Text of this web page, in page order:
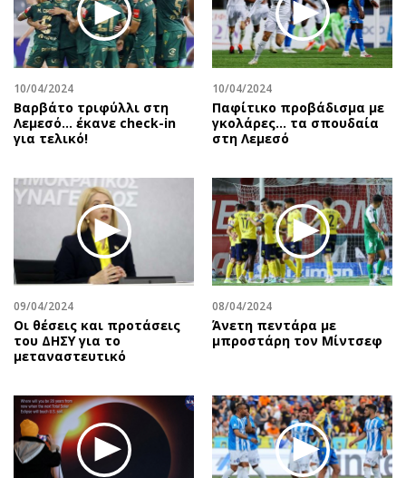
10/04/2024
Βαρβάτο τριφύλλι στη
Λεμεσό… έκανε check-in
για τελικό!
10/04/2024
Παφίτικο προβάδισμα με
γκολάρες… τα σπουδαία
στη Λεμεσό
09/04/2024
Οι θέσεις και προτάσεις
του ΔΗΣΥ για το
μεταναστευτικό
08/04/2024
Άνετη πεντάρα με
μπροστάρη τον Μίντσεφ